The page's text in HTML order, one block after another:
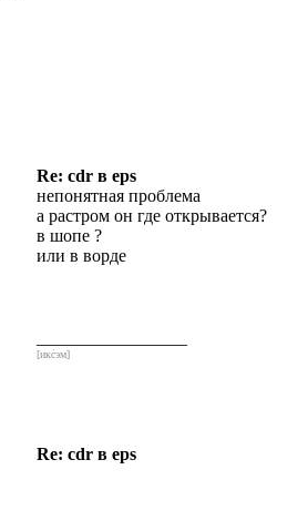
Re: cdr в eps
непонятная проблема
а растром он где открывается?
в шопе ?
или в ворде
[икс́эм]
Re: cdr в eps